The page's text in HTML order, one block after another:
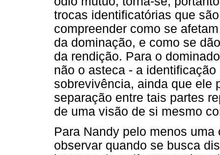
trocas identificatórias que
compreender como se
da dominação, e como se
da rendição. Para o
não o asteca - a
sobrevivência, ainda que ele
separação entre tais partes
de uma visão de si mesmo
Para Nandy pelo menos
observar quando se busca